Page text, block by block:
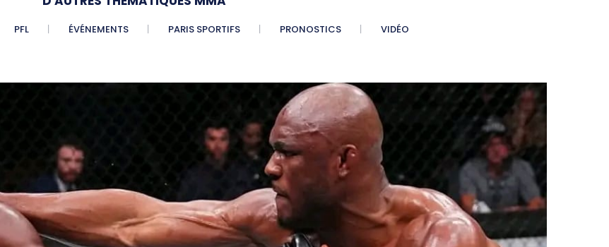
PFL ÉVÉNEMENTS PARIS SPORTIFS PRONOSTICS VIDÉO